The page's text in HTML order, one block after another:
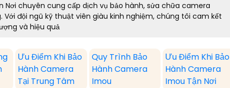
Nơi chuyên cung cấp dịch vụ bảo hành, sửa chữa camera
đội ngũ kỹ thuật viên giàu kinh nghiệm, chúng tôi cam kết
và hiệu quả
Ưu Điểm Khi Bảo
Hành Camera
Tại Trung Tâm
Quy Trình Bảo
Hành Camera
Imou
Ưu Điểm Khi Bảo
Hành Camera
Imou Tận Nơi